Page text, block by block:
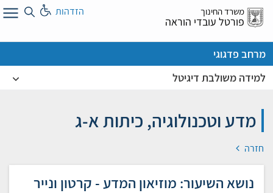
דלג
אל
משרד החינוך
פורטל עובדי הוראה
הזדהות
מרחב פדגוגי
למידה משולבת דיגיטל
מדע וטכנולוגיה, כיתות א-ג
חזרה
נושא השיעור: מוזיאון המדע - קרטון ונייר